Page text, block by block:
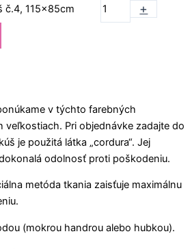
č.4, 115x85cm +
v týchto farebných
veľkostiach. Pri objednávke zadajte do
je použitá látka „cordura“. Jej
odolnosť proti poškodeniu.
metóda tkania zaisťuje maximálnu
(mokrou handrou alebo hubkou).